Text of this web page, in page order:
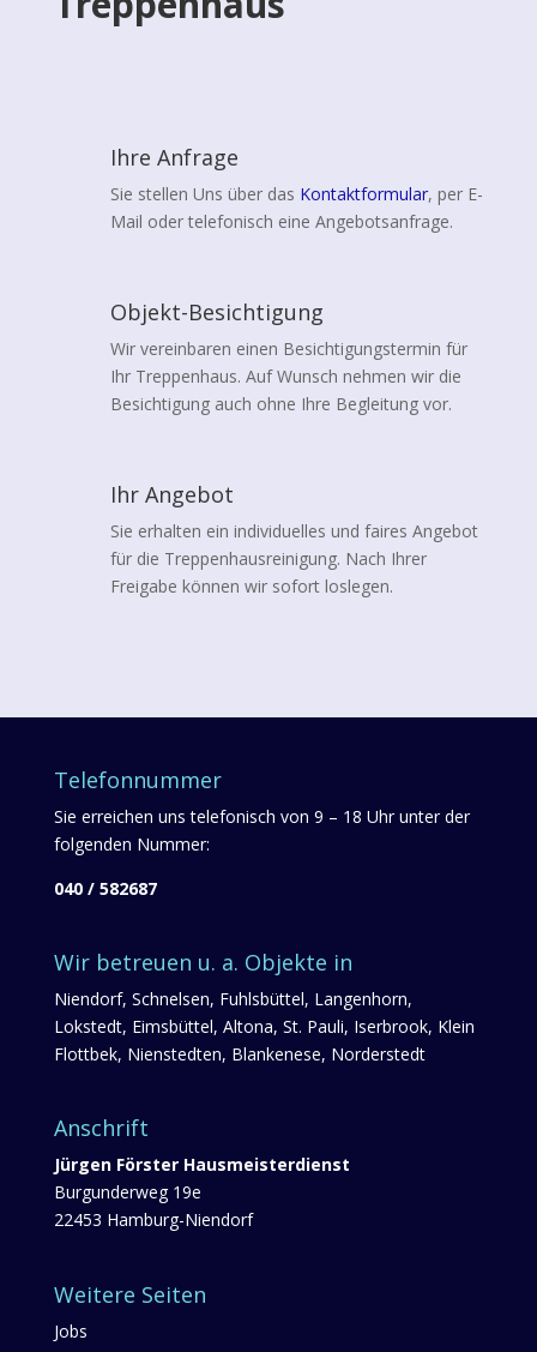
Ihre Anfrage
Sie stellen Uns über das Kontaktformular, per E-
Mail oder telefonisch eine Angebotsanfrage.
Objekt-Besichtigung
Wir vereinbaren einen Besichtigungstermin für
Ihr Treppenhaus. Auf Wunsch nehmen wir die
Besichtigung auch ohne Ihre Begleitung vor.
Ihr Angebot
Sie erhalten ein individuelles und faires Angebot
für die Treppenhausreinigung. Nach Ihrer
Freigabe können wir sofort loslegen.
Telefonnummer
Sie erreichen uns telefonisch von 9 – 18 Uhr unter der
folgenden Nummer:
040 / 582687
Wir betreuen u. a. Objekte in
Niendorf, Schnelsen, Fuhlsbüttel, Langenhorn,
Lokstedt, Eimsbüttel, Altona, St. Pauli, Iserbrook, Klein
Flottbek, Nienstedten, Blankenese, Norderstedt
Anschrift
Jürgen Förster Hausmeisterdienst
Burgunderweg 19e
22453 Hamburg-Niendorf
Weitere Seiten
Jobs